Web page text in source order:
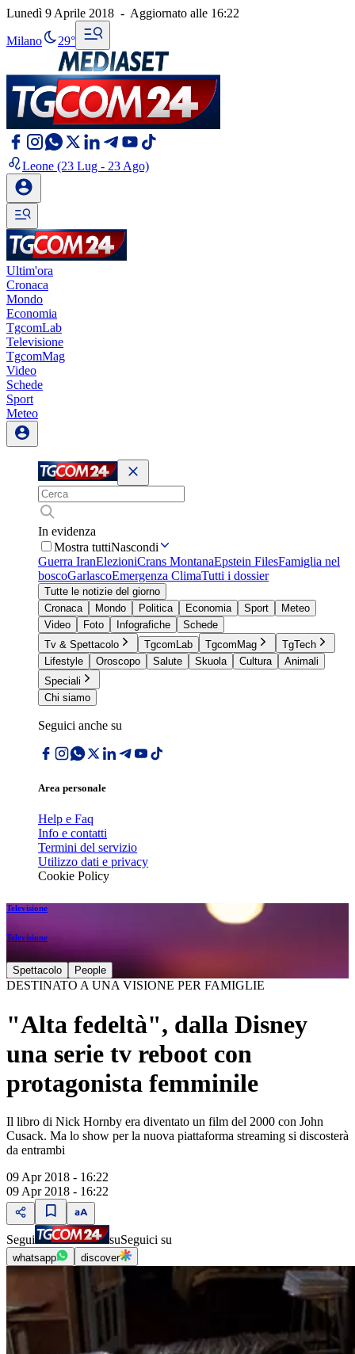
Lunedì 9 Aprile 2018 - Aggiornato alle 16:22
Milano 29°
Leone (23 Lug - 23 Ago)
Ultim'ora
Cronaca
Mondo
Economia
TgcomLab
Televisione
TgcomMag
Video
Schede
Sport
Meteo
In evidenza
Mostra tuttiNascondi
Guerra IranElezioniCrans MontanaEpstein FilesFamiglia nel
boscoGarlascoEmergenza ClimaTutti i dossier
Tutte le notizie del giorno
Cronaca
Mondo Politica Economia Sport
Meteo
Video
Foto Infografiche
Schede
Tv & Spettacolo
TgcomLab TgcomMag
TgTech
Lifestyle
Oroscopo Salute Skuola Cultura
Animali
Speciali
Chi siamo
Seguici anche su
Area personale
Help e Faq
Info e contatti
Termini del servizio
Utilizzo dati e privacy
Cookie Policy
Televisione
Televisione
Spettacolo People
DESTINATO A UNA VISIONE PER FAMIGLIE
"Alta fedeltà", dalla Disney
una serie tv reboot con
protagonista femminile
Il libro di Nick Hornby era diventato un film del 2000 con John
Cusack. Ma lo show per la nuova piattaforma streaming si discosterà
da entrambi
09 Apr 2018 - 16:22
09 Apr 2018 - 16:22
Segui suSeguici su
whatsapp discover